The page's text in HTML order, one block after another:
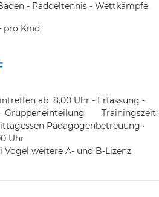
- Paddeltennis - Wettkämpfe.
pro Kind
ab 8.00 Uhr - Erfassung -
- Gruppeneinteilung Trainingszeit:
Pädagogenbetreuung •
Uhr
Vogel weitere A- und B-Lizenz